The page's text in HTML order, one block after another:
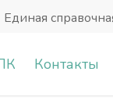
Единая
Контакты